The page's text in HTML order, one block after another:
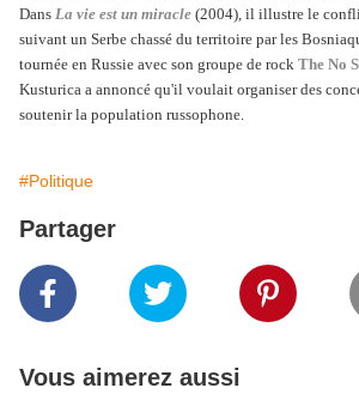
Dans La vie est un miracle (2004), il illustre le
suivant un Serbe chassé du territoire par les
tournée en Russie avec son groupe de rock The No
Kusturica a annoncé qu'il voulait organiser des
soutenir la population russophone.
#Politique
Partager
Vous aimerez aussi